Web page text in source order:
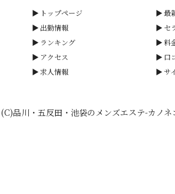
トップページ
最
出勤情報
セ
ランキング
料
アクセス
口
求人情報
サ
(C)品川・五反田・池袋のメンズエステ-カノ